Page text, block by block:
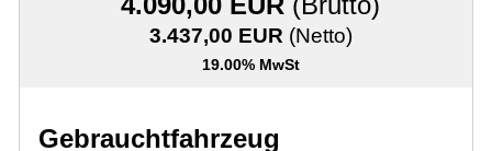
Gebrauchtwagen-Verkaufsbedingungen
3.437,00 EUR (Netto)
19.00% MwSt
Gebrauchtfahrzeug